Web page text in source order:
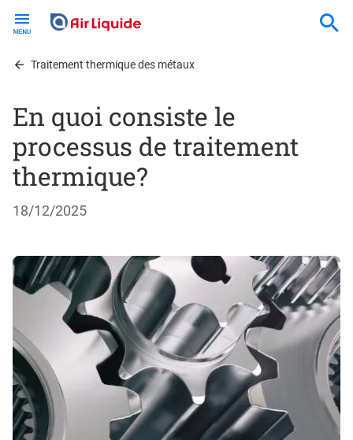
contentTraitement thermique des métaux
En quoi consiste le
processus de traitement
thermique?
18/12/2025